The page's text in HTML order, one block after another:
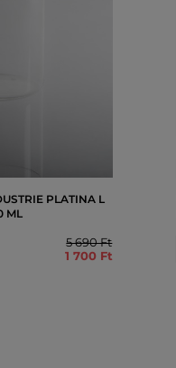
PLATINA L
ML
5 690 Ft
1 700 Ft